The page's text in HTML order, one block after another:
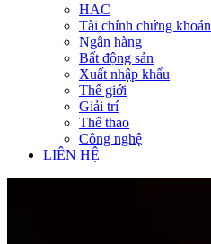
HAC
Tài chính chứng khoán
Ngân hàng
Bất động sản
Xuất nhập khẩu
Thế giới
Giải trí
Thể thao
Công nghệ
LIÊN HỆ